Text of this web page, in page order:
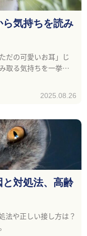
気持ちを読み
だの可愛いお耳」じ
取る気持ちを一挙紹
2025.08.26
対処法、高齢
法や正しい接し方は？